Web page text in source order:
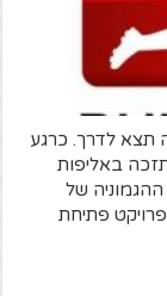
תצא לדרך. כרגע
באליפות
של
פתיחת